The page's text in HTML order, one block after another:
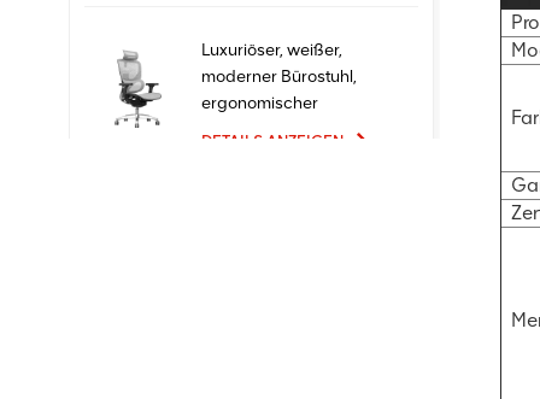
Luxuriöser, weißer,
moderner Bürostuhl,
ergonomischer
Chefsessel mit Mesh-
DETAILS ANZEIGEN